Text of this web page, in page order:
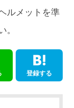
ルメットを準
。
登録する